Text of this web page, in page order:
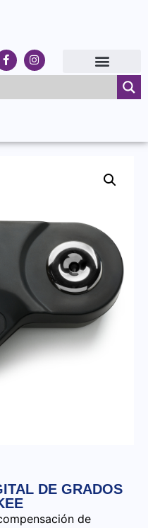
DE GRADOS
de